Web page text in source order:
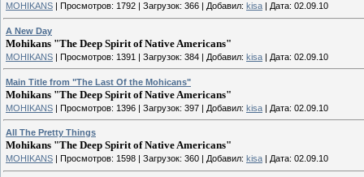
MOHIKANS Просмотров: 1792 Загрузок: 366 Добавил: kisa Дата: 02.09.10
A New Day
Mohikans "The Deep Spirit of Native Americans"
MOHIKANS | Просмотров: 1391 | Загрузок: 384 | Добавил: kisa | Дата: 02.09.10
Main Title from "The Last Of the Mohicans"
Mohikans "The Deep Spirit of Native Americans"
MOHIKANS | Просмотров: 1396 | Загрузок: 397 | Добавил: kisa | Дата: 02.09.10
All The Pretty Things
Mohikans "The Deep Spirit of Native Americans"
MOHIKANS | Просмотров: 1598 | Загрузок: 360 | Добавил: kisa | Дата: 02.09.10